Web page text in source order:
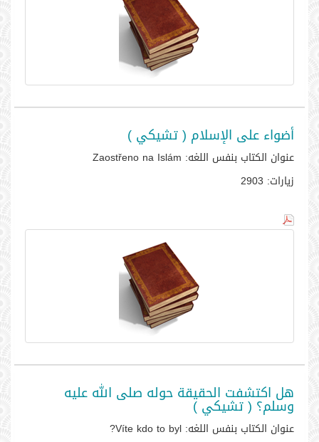
أضواء على الإسلام ( تشيكي )
عنوان الكتاب بنفس اللغه:
زيارات:
هل اكتشفت الحقيقة حوله صلى الله عليه
وسلم؟ ( تشيكي )
عنوان الكتاب بنفس اللغه: